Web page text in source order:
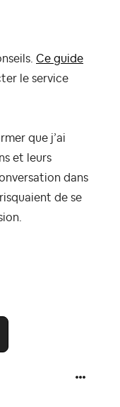
Ce guide
le service
que j’ai
et leurs
dans
de se